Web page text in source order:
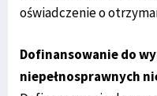
oświadczenie o
Dofinansowanie do
niepełnosprawnych